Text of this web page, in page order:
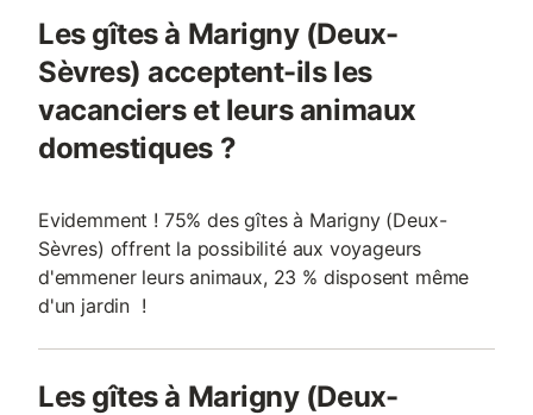
Les gîtes à Marigny (Deux-
Sèvres) acceptent-ils les
vacanciers et leurs animaux
domestiques ?
Evidemment ! 75% des gîtes à Marigny (Deux-
Sèvres) offrent la possibilité aux voyageurs
d'emmener leurs animaux, 23 % disposent même
d'un jardin !
Les gîtes à Marigny (Deux-